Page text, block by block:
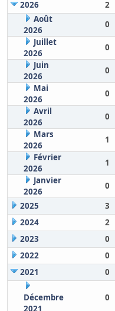
2026 2
Août
2026
0
Juillet
2026
0
Juin
2026
0
Mai
2026
0
Avril
2026
0
Mars
2026
1
Février
2026
1
Janvier
2026
0
2025
3
2024
2
2023
0
2022
0
2021
0
Décembre
2021
0